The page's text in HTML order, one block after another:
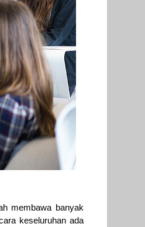
membawa banyak
keseluruhan ada